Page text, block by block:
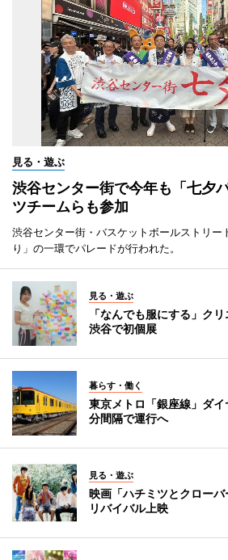
見る・遊ぶ
渋谷センター街で今年も「七
ツチームらも参加
渋谷センター街・バスケットボールストリー
り」の一環でパレードが行われた。
見る・遊ぶ
「なんでも服にする」ク
渋谷で初個展
暮らす・働く
東京メトロ「銀座線」ダ
分間隔で運行へ
見る・遊ぶ
映画「ハチミツとクロー
リバイバル上映